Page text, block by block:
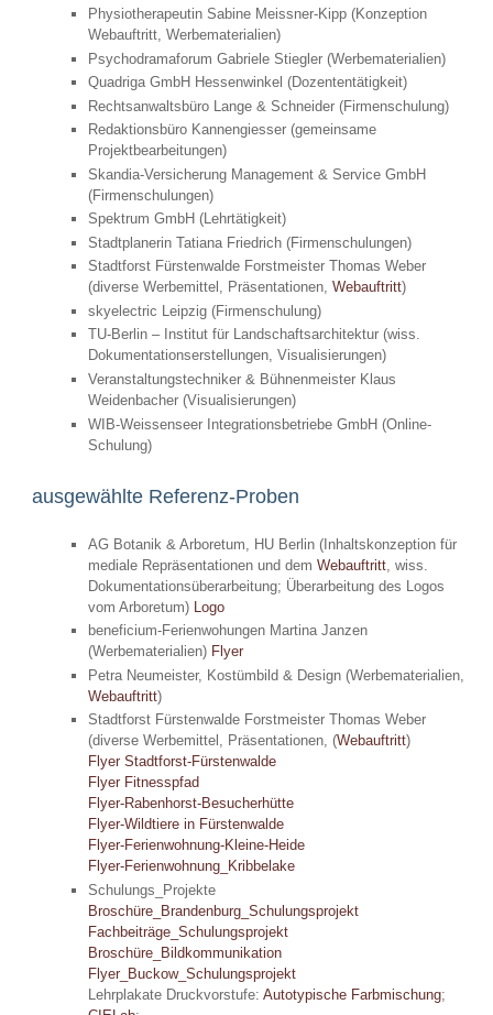
Physiotherapeutin Sabine Meissner-Kipp (Konzeption
Webauftritt, Werbematerialien)
Psychodramaforum Gabriele Stiegler (Werbematerialien)
Quadriga GmbH Hessenwinkel (Dozententätigkeit)
Rechtsanwaltsbüro Lange & Schneider (Firmenschulung)
Redaktionsbüro Kannengiesser (gemeinsame
Projektbearbeitungen)
Skandia-Versicherung Management & Service GmbH
(Firmenschulungen)
Spektrum GmbH (Lehrtätigkeit)
Stadtplanerin Tatiana Friedrich (Firmenschulungen)
Stadtforst Fürstenwalde Forstmeister Thomas Weber
(diverse Werbemittel, Präsentationen,Webauftritt)
skyelectric Leipzig (Firmenschulung)
TU-Berlin – Institut für Landschaftsarchitektur (wiss.
Dokumentationserstellungen, Visualisierungen)
Veranstaltungstechniker & Bühnenmeister Klaus
Weidenbacher (Visualisierungen)
WIB-Weissenseer Integrationsbetriebe GmbH (Online-
Schulung)
ausgewählte Referenz-Proben
AG Botanik & Arboretum, HU Berlin (Inhaltskonzeption für
mediale Repräsentationen und demWebauftritt , wiss.
Dokumentationsüberarbeitung; Überarbeitung des Logos
vom Arboretum)
Logo
beneficium-Ferienwohungen Martina Janzen
(Werbematerialien) Flyer
Petra Neumeister, Kostümbild & Design (Werbematerialien,
Webauftritt)
Stadtforst Fürstenwalde Forstmeister Thomas Weber
(diverse Werbemittel, Präsentationen, (Webauftritt)
Flyer Stadtforst-Fürstenwalde
Flyer Fitnesspfad
Flyer-Rabenhorst-Besucherhütte
Flyer-Wildtiere in Fürstenwalde
Flyer-Ferienwohnung-Kleine-Heide
Flyer-Ferienwohnung_Kribbelake
Schulungs_Projekte
Broschüre_Brandenburg_Schulungsprojekt
Fachbeiträge_Schulungsprojekt
Broschüre_Bildkommunikation
Flyer_Buckow_Schulungsprojekt
Lehrplakate Druckvorstufe:Autotypische Farbmischung;